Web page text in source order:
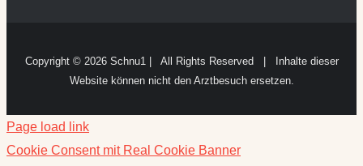
Copyright © 2026 Schnu1 | All Rights Reserved | Inhalte dieser
Website können nicht den Arztbesuch ersetzen.
Page load link
Cookie Consent mit Real Cookie Banner